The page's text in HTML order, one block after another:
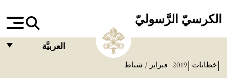
الكرسيّ الرَّسوليّ
العربيَّة
خطابات 2019 فبراير / شباط